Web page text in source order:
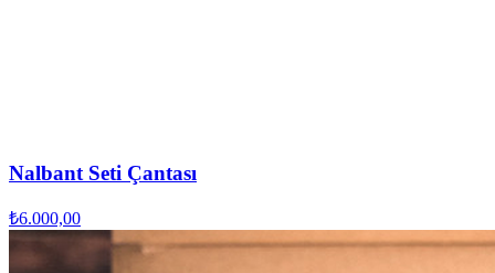
Nalbant Seti Çantası
₺6.000,00